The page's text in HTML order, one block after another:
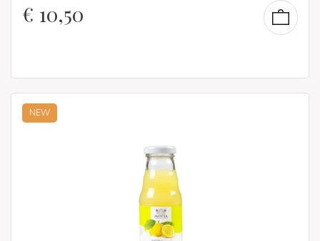
€ 10,50
NEW